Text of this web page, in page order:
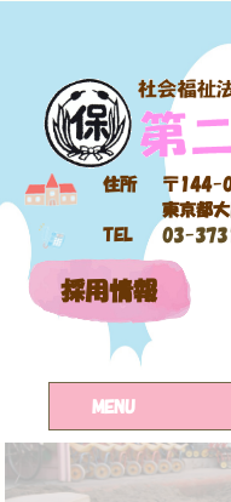
住所
〒144-
東京都
TEL
03-
採用情報
MENU